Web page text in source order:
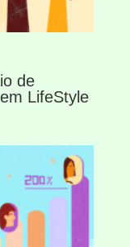
de
LifeStyle